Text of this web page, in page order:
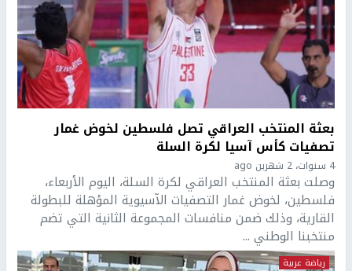
بعثة المنتخب العراقي تصل فلسطين لخوض غمار
تصفيات كأس آسيا لكرة السلة
4 سنوات، 2 شهرين ago
وصلت بعثة المنتخب العراقي لكرة السلة، اليوم الأربعاء،
فلسطين، لخوض غمار التصفيات الآسيوية المؤهلة للبطولة
القارية، وذلك ضمن منافسات المجموعة الثانية التي تضم
منتخبنا الوطني ...
رياضة عربية